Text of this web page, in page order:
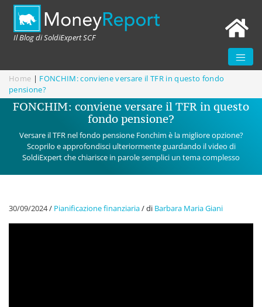
Il Blog di SoldiExpert SCF
Home | FONCHIM: conviene versare il TFR in questo fondo
pensione?
FONCHIM: conviene versare il TFR in questo
fondo pensione?
Versare il TFR nel fondo pensione Fonchim è la migliore opzione?
Scoprilo e approfondisci ulteriormente guardando il video di
SoldiExpert che chiarisce in parole semplici un tema complesso
30/09/2024/ Pianificazione finanziaria/di Barbara Maria Giani